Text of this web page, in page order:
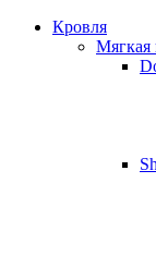
Кровля
Мягкая